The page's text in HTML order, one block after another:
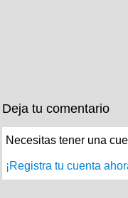
Deja tu comentario
Necesitas tener una
¡Registra tu cuenta